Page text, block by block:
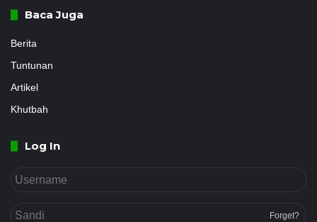
Baca Juga
Berita
Tuntunan
Artikel
Khutbah
Log In
Forget?